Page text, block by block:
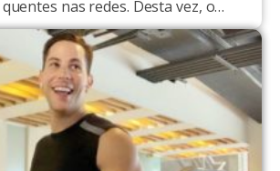
nas redes. Desta vez, o
atenção dos seguidores com uma
e, claro, alguns acharam que o
“Que homem mais lindoo ❤️
“Sensacional, lindo
um outro internauta. “Uau